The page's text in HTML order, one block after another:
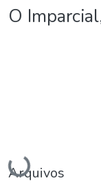
O
Carregando...
Arquivos